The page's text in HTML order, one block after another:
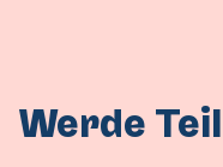
Werde